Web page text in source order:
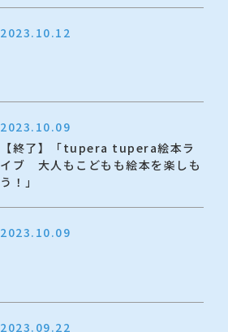
2023.10.12
2023.10.09
【終了】「tupera tupera絵本ラ
イブ 大人もこどもも絵本を楽しも
う！」
2023.10.09
2023.09.22